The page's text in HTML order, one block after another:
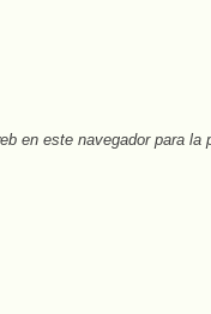
en este navegador para la